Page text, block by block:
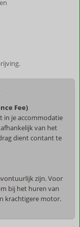
Fee)
in je accommodatie
van het
dient contant te
zijn. Voor
bij het huren van
krachtigere motor.